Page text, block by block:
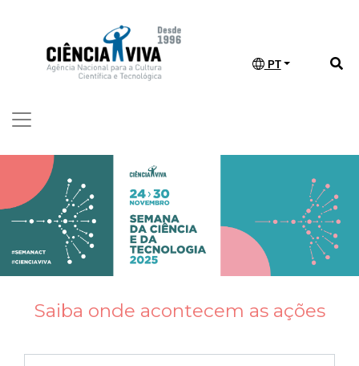
PT
Saiba onde acontecem as ações